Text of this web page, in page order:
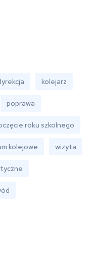
kolejarz
poprawa
roku szkolnego
kolejowe wizyta